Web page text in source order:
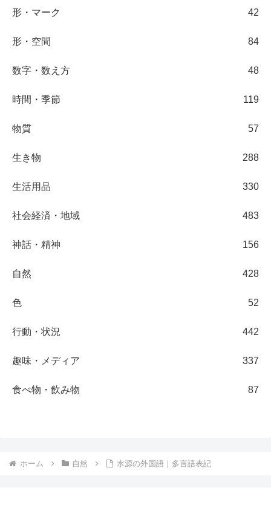
形・マーク 42
形・空間 84
数字・数え方 48
時間・季節 119
物質 57
生き物 288
生活用品 330
社会経済・地域 483
神話・精神 156
自然 428
色 52
行動・状況 442
趣味・メディア 337
食べ物・飲み物 87
ホーム 自然 水源の外国語｜多言語表記